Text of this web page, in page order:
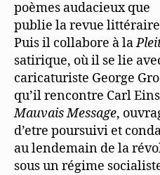
poèmes audacieux que
publie la revue littéraire
Puis il collabore à la
satirique, où il se lie
caricaturiste George
qu’il rencontre Carl
Mauvais Message,
d’etre poursuivi et
au lendemain de la
sous un régime